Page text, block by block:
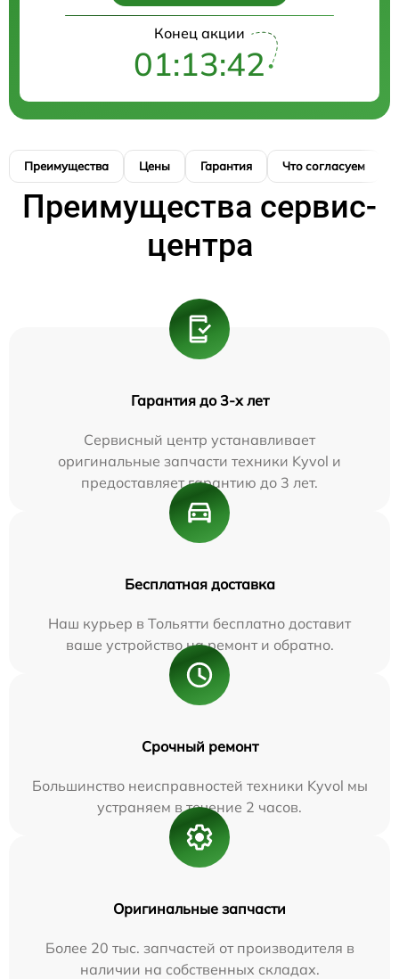
Конец акции
01:13:41
Преимущества Цены Гарантия Что согласуем
Преимущества сервис-
центра
Гарантия до 3-х лет
Сервисный центр устанавливает
оригинальные запчасти техники Kyvol и
предоставляет гарантию до 3 лет.
Бесплатная доставка
Наш курьер в Тольятти бесплатно доставит
ваше устройство на ремонт и обратно.
Срочный ремонт
Большинство неисправностей техники Kyvol мы
устраняем в течение 2 часов.
Оригинальные запчасти
Более 20 тыс. запчастей от производителя в
наличии на собственных складах.